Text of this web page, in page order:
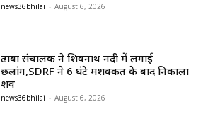
news36bhilai - August 6, 2026
ढाबा संचालक ने शिवनाथ नदी में लगाई
छलांग,SDRF ने 6 घंटे मशक्कत के बाद निकाला
शव
news36bhilai - August 6, 2026